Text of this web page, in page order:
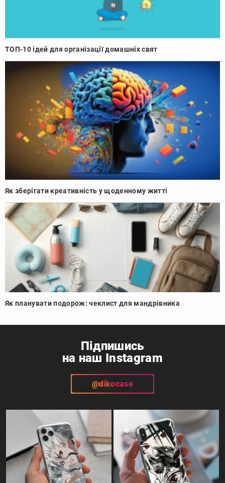
ТОП-10 ідей для організації домашніх свят
Як зберігати креативність у щоденному житті
Як планувати подорож: чеклист для мандрівника
Підпишись
на наш Instagram
@dikocase